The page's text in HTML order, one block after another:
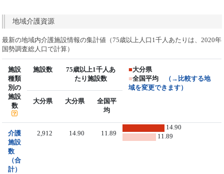
地域介護資源
最新の地域内介護施設情報の集計値（75歳以上人口1千人あたりは、2020年
国勢調査総人口で計算）
施設
種類
別の
施設
数
施設数
75歳以上1千人あ
たり施設数
■大分県
■全国平均
（→比較する地
域を変更できます）
大分県
大分県
全国平
均
介護
施設
数
（合
計）
2,912 14.90 11.89
14.90
11.89